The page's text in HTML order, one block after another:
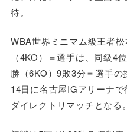
待。
WBA世界ミニマム級王者
（4KO）＝選手は、同級4
勝（6KO）9敗3分＝選手
14日に名古屋IGアリーナで
ダイレクトリマッチとなる。